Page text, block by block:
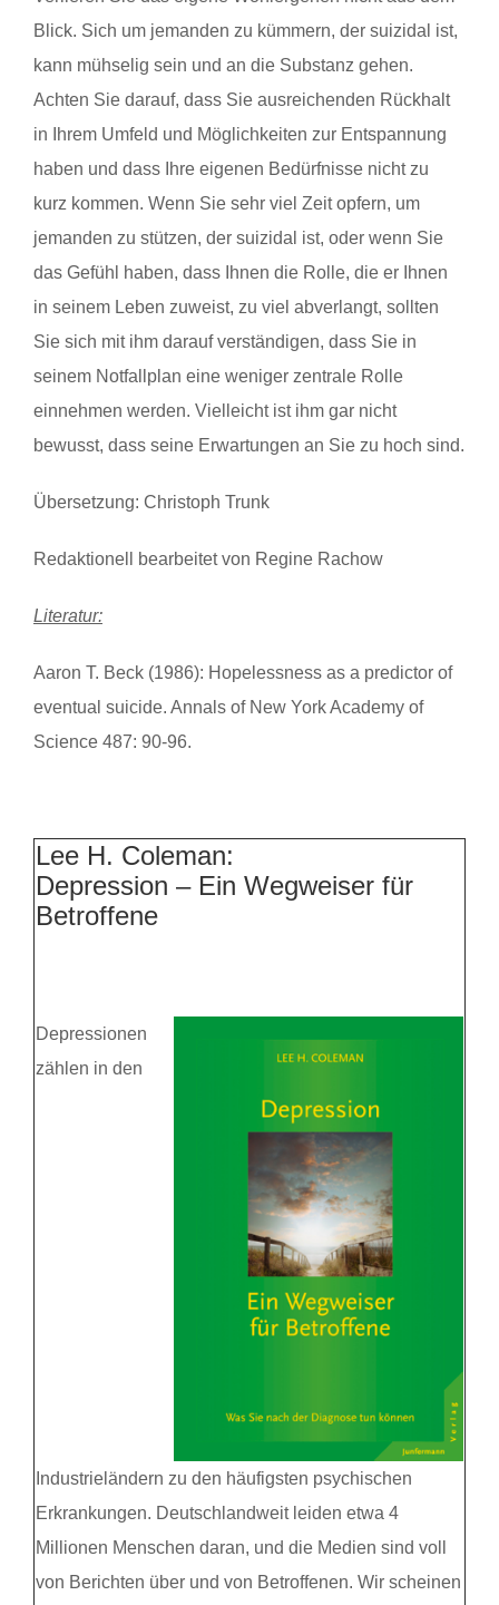
Blick. Sich um jemanden zu kümmern, der suizidal ist,
kann mühselig sein und an die Substanz gehen.
Achten Sie darauf, dass Sie ausreichenden Rückhalt
in Ihrem Umfeld und Möglichkeiten zur Entspannung
haben und dass Ihre eigenen Bedürfnisse nicht zu
kurz kommen. Wenn Sie sehr viel Zeit opfern, um
jemanden zu stützen, der suizidal ist, oder wenn Sie
das Gefühl haben, dass Ihnen die Rolle, die er Ihnen
in seinem Leben zuweist, zu viel abverlangt, sollten
Sie sich mit ihm darauf verständigen, dass Sie in
seinem Notfallplan eine weniger zentrale Rolle
einnehmen werden. Vielleicht ist ihm gar nicht
bewusst, dass seine Erwartungen an Sie zu hoch sind.
Übersetzung: Christoph Trunk
Redaktionell bearbeitet von Regine Rachow
Literatur:
Aaron T. Beck (1986): Hopelessness as a predictor of
eventual suicide. Annals of New York Academy of
Science 487: 90-96.
Lee H. Coleman:
Depression – Ein Wegweiser für
Betroffene
Depressionen
zählen in den
Industrieländern zu den häufigsten psychischen
Erkrankungen. Deutschlandweit leiden etwa 4
Millionen Menschen daran, und die Medien sind voll
von Berichten über und von Betroffenen. Wir scheinen